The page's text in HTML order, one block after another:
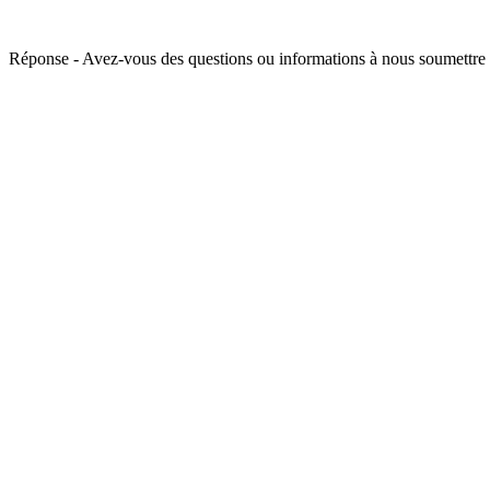
Réponse - Avez-vous des questions ou informations à nous